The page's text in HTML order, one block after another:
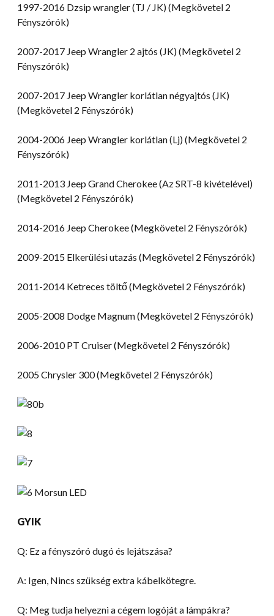
1997-2016 Dzsip wrangler (TJ / JK) (Megkövetel 2
Fényszórók)
2007-2017 Jeep Wrangler 2 ajtós (JK) (Megkövetel 2
Fényszórók)
2007-2017 Jeep Wrangler korlátlan négyajtós (JK)
(Megkövetel 2 Fényszórók)
2004-2006 Jeep Wrangler korlátlan (Lj) (Megkövetel 2
Fényszórók)
2011-2013 Jeep Grand Cherokee (Az SRT-8 kivételével)
(Megkövetel 2 Fényszórók)
2014-2016 Jeep Cherokee (Megkövetel 2 Fényszórók)
2009-2015 Elkerülési utazás (Megkövetel 2 Fényszórók)
2011-2014 Ketreces töltő (Megkövetel 2 Fényszórók)
2005-2008 Dodge Magnum (Megkövetel 2 Fényszórók)
2006-2010 PT Cruiser (Megkövetel 2 Fényszórók)
2005 Chrysler 300 (Megkövetel 2 Fényszórók)
GYIK
Q: Ez a fényszóró dugó és lejátszása?
A: Igen, Nincs szükség extra kábelkötegre.
Q: Meg tudja helyezni a cégem logóját a lámpákra?